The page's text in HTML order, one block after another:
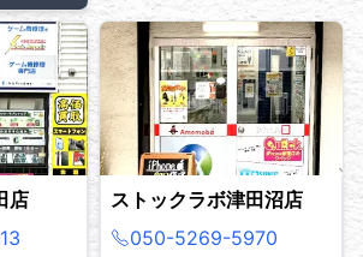
店
ストックラボ津田沼店
050-5269-5970